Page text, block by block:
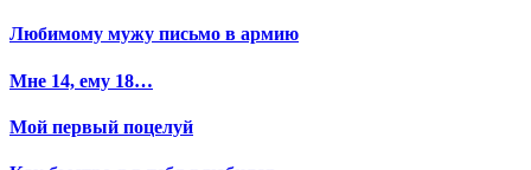
Любимому мужу письмо в армию
Мне 14, ему 18…
Мой первый поцелуй